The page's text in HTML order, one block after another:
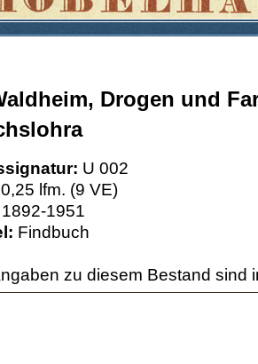
Drogen und
U 002
0,25 lfm. (9 VE)
1892-1951
Findbuch
zu diesem Bestand sind